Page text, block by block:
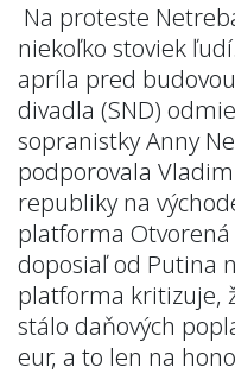
Na proteste
niekoľko stoviek
apríla pred
divadla (SND)
sopranistky Anny
podporovala
republiky na
platforma Otvorená
doposiaľ od Putina
platforma kritizuje,
stálo daňových
eur, a to len na